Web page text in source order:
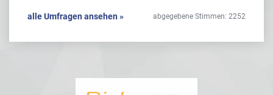
alle Umfragen ansehen » abgegebene Stimmen: 2252